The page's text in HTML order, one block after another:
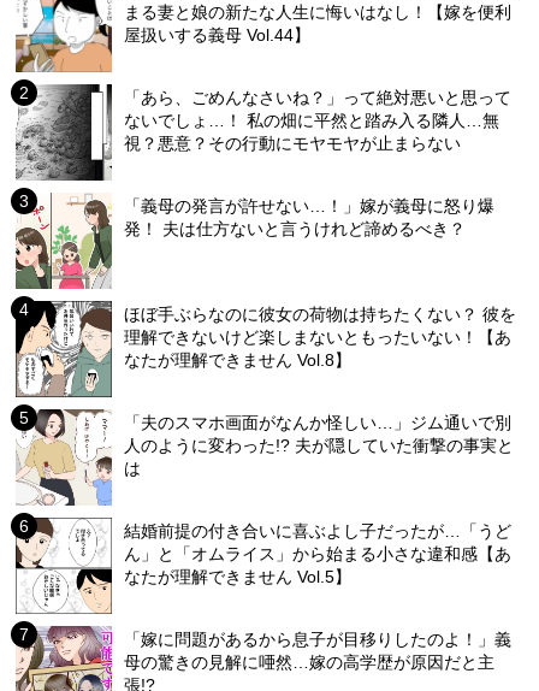
まる妻と娘の新たな人生に悔いはなし！【嫁を便利
屋扱いする義母 Vol.44】
「あら、ごめんなさいね？」って絶対悪いと思って
ないでしょ…！ 私の畑に平然と踏み入る隣人…無
視？悪意？その行動にモヤモヤが止まらない
「義母の発言が許せない…！」嫁が義母に怒り爆
発！ 夫は仕方ないと言うけれど諦めるべき？
ほぼ手ぶらなのに彼女の荷物は持ちたくない？ 彼を
理解できないけど楽しまないともったいない！【あ
なたが理解できません Vol.8】
「夫のスマホ画面がなんか怪しい…」ジム通いで別
人のように変わった!? 夫が隠していた衝撃の事実と
は
結婚前提の付き合いに喜ぶよし子だったが…「うど
ん」と「オムライス」から始まる小さな違和感【あ
なたが理解できません Vol.5】
「嫁に問題があるから息子が目移りしたのよ！」義
母の驚きの見解に唖然…嫁の高学歴が原因だと主
張!?